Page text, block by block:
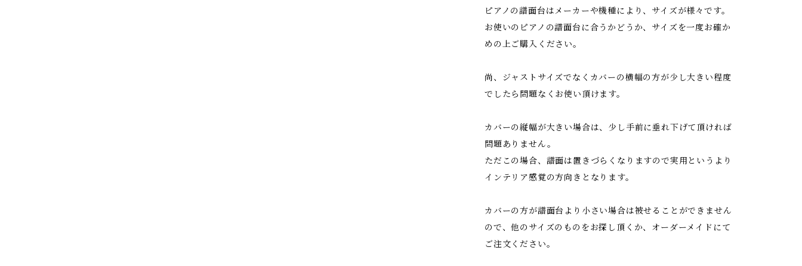
ピアノの譜面台はメーカーや機種により、サイズが様々です。
お使いのピアノの譜面台に合うかどうか、サイズを一度お確か
めの上ご購入ください。
尚、ジャストサイズでなくカバーの横幅の方が少し大きい程度
でしたら問題なくお使い頂けます。
カバーの縦幅が大きい場合は、少し手前に垂れ下げて頂ければ
問題ありません。
ただこの場合、譜面は置きづらくなりますので実用というより
インテリア感覚の方向きとなります。
カバーの方が譜面台より小さい場合は被せることができません
ので、他のサイズのものをお探し頂くか、オーダーメイドにて
ご注文ください。